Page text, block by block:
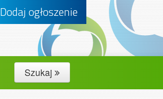
Dodaj ogłoszenie
Szukaj